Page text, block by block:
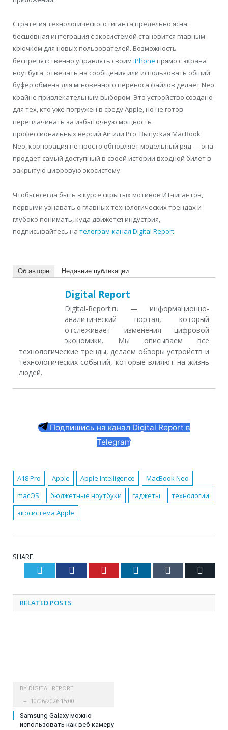
Стратегия технологического гиганта предельно ясна:
бесшовная интеграция с экосистемой становится главным
крючком для новых пользователей. Возможность
беспрепятственно управлять своим iPhone прямо с экрана
ноутбука, отвечать на сообщения или использовать общий
буфер обмена для мгновенного переноса файлов делает Neo
крайне привлекательным выбором. Это устройство создано
для тех, кто уже погружен в среду Apple, но не готов
переплачивать за избыточную мощность
профессиональных версий Air или Pro. Выпуская MacBook
Neo, корпорация не просто обновляет модельный ряд — она
продает самый доступный в своей истории входной билет в
закрытую цифровую экосистему.
Чтобы всегда быть в курсе скрытых мотивов ИТ-гигантов,
первыми узнавать о главных технологических трендах и
глубоко понимать, куда движется индустрия,
подписывайтесь на телеграм-канал Digital Report.
Об авторе Недавние публикации
Digital Report
Digital-Report.ru — информационно-
аналитический портал, который
отслеживает изменения цифровой
экономики. Мы описываем все
технологические тренды, делаем обзоры устройств и
технологических событий, которые влияют на жизнь
людей.
Подпишись на канал Digital Report в
Telegram
A18 Pro Apple Apple Intelligence
MacBook Neo
macOS
бюджетные ноутбуки гаджеты
технологии
экосистема Apple
SHARE.
Twitter Facebook Pinterest LinkedIn Tumblr
RELATED POSTS
BY DIGITAL REPORT
10/06/2026 15:00
Samsung Galaxy можно
использовать как веб-камеру